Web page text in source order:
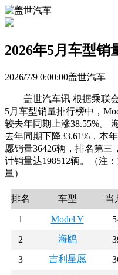
2026年5月车型销
2026/7/9 0:00:00盖世汽车
盖世汽车讯 根据乘联
5月车型销量排行榜中，
较去年同期上涨38.55%。
去年同期下降33.61%，本
愿销量36426辆，排名第三
计销量达198512辆。（注
量）
排名 车型 当
1 Model Y
2
海鸥
3
吉利星愿